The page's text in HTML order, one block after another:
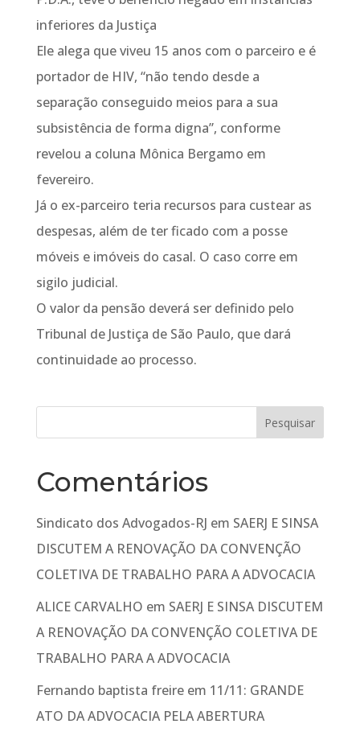
inferiores da Justiça
Ele alega que viveu 15 anos com o parceiro e é
portador de HIV, “não tendo desde a
separação conseguido meios para a sua
subsistência de forma digna”, conforme
revelou a coluna Mônica Bergamo em
fevereiro.
Já o ex-parceiro teria recursos para custear as
despesas, além de ter ficado com a posse
móveis e imóveis do casal. O caso corre em
sigilo judicial.
O valor da pensão deverá ser definido pelo
Tribunal de Justiça de São Paulo, que dará
continuidade ao processo.
Comentários
Sindicato dos Advogados-RJ em SAERJ E SINSA
DISCUTEM A RENOVAÇÃO DA CONVENÇÃO
COLETIVA DE TRABALHO PARA A ADVOCACIA
ALICE CARVALHO em SAERJ E SINSA DISCUTEM
A RENOVAÇÃO DA CONVENÇÃO COLETIVA DE
TRABALHO PARA A ADVOCACIA
Fernando baptista freireem 11/11: GRANDE
ATO DA ADVOCACIA PELA ABERTURA